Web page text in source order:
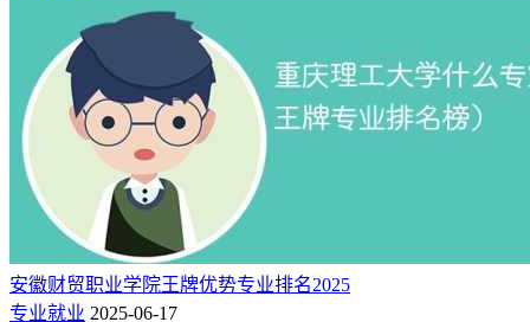
13 交通工程
专业
B++ 19 交通运输 4★
中国高水平应用型
专业
B++ 车辆工程
74 通信工程
B+ 137 财务管理 3★
安徽财贸职业学院王牌优势专业排名2025
专业就业 2025-06-17